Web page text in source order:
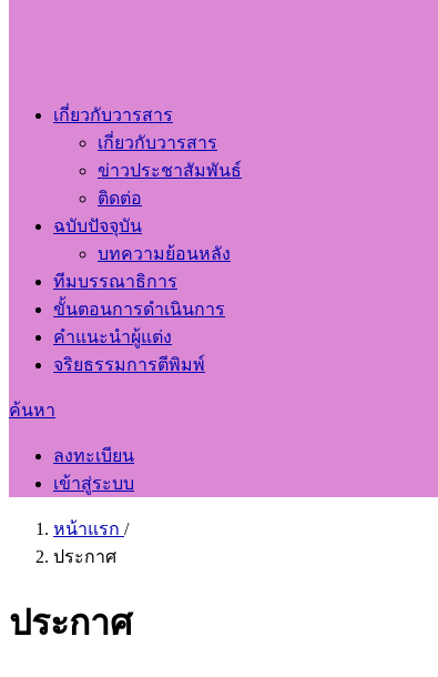
เกี่ยวกับวารสาร
เกี่ยวกับวารสาร
ข่าวประชาสัมพันธ์
ติดต่อ
ฉบับปัจจุบัน
บทความย้อนหลัง
ทีมบรรณาธิการ
ขั้นตอนการดำเนินการ
คำแนะนำผู้แต่ง
จริยธรรมการตีพิมพ์
ค้นหา
ลงทะเบียน
เข้าสู่ระบบ
หน้าแรก /
ประกาศ
ประกาศ